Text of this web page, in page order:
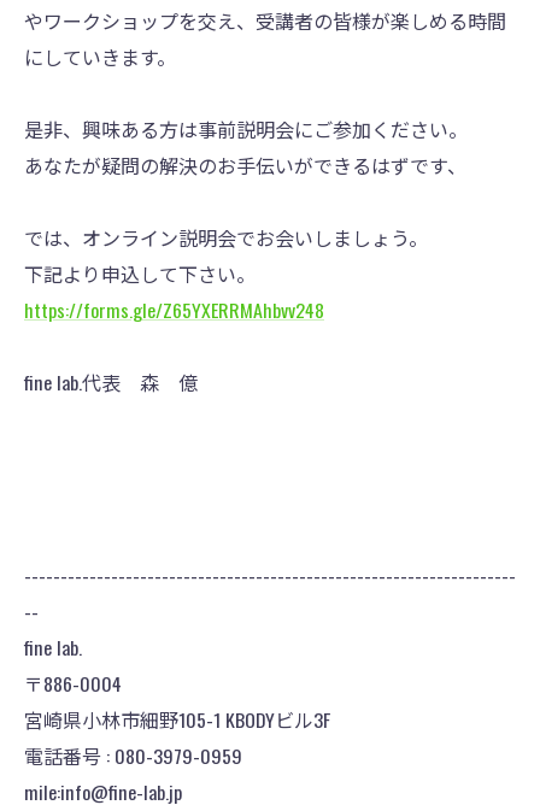
やワークショップを交え、受講者の皆様が楽しめる時間
にしていきます。
是非、興味ある方は事前説明会にご参加ください。
あなたが疑問の解決のお手伝いができるはずです、
では、オンライン説明会でお会いしましょう。
下記より申込して下さい。
https://forms.gle/Z65YXERRMAhbvv248
fine lab.代表 森 億
--------------------------------------------------------------------
--
fine lab.
〒886-0004
宮崎県小林市細野105-1 KBODYビル3F
電話番号 : 080-3979-0959
mile:info@fine-lab.jp